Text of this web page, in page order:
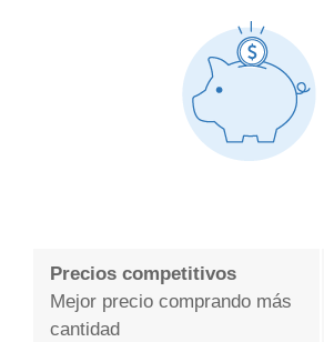
Precios competitivos
Mejor precio comprando más
cantidad